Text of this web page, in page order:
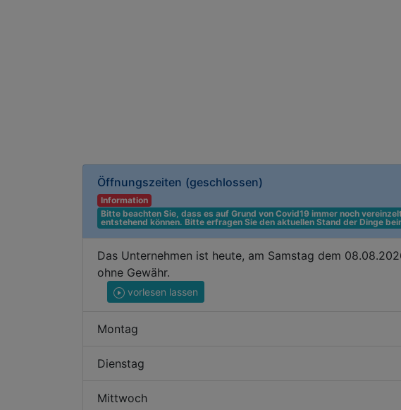
Öffnungszeiten (geschlossen)
Information
Bitte beachten Sie, dass es auf Grund von Covid19 immer noch
entstehend können. Bitte erfragen Sie den aktuellen Stand der Dinge
Das Unternehmen ist heute, am Samstag dem
ohne Gewähr.
vorlesen lassen
Montag
Dienstag
Mittwoch